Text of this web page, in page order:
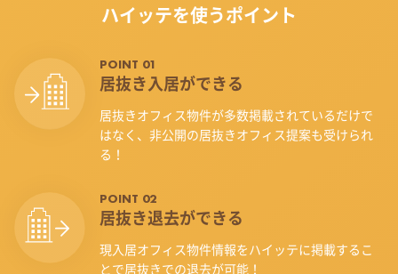
ハイッテを使うポイント
POINT 01
居抜き入居ができる
居抜きオフィス物件が多数掲載されているだけで
はなく、非公開の居抜きオフィス提案も受けられ
る！
POINT 02
居抜き退去ができる
現入居オフィス物件情報をハイッテに掲載するこ
とで居抜きでの退去が可能！